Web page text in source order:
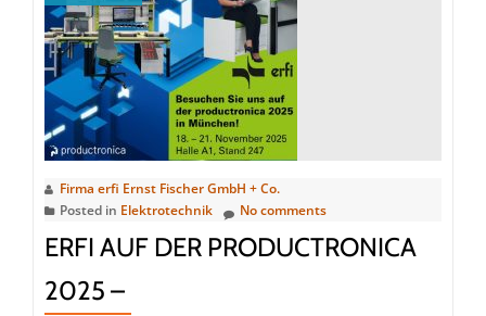
2025
–
Innovation
hautnah
erleben
Firma erfi Ernst Fischer GmbH + Co.
Posted in Elektrotechnik No comments
ERFI AUF DER PRODUCTRONICA
2025 –